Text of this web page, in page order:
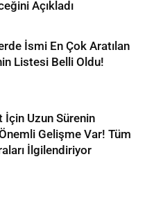
Açıkladı
İsmi En Çok Aratılan
Listesi Belli Oldu!
İçin Uzun Sürenin
Gelişme Var! Tüm
İlgilendiriyor